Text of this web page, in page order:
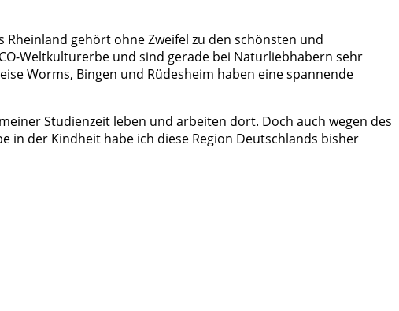
gehört ohne Zweifel zu den schönsten und
Weltkulturerbe und sind gerade bei Naturliebhabern sehr
Worms, Bingen und Rüdesheim haben eine spannende
Studienzeit leben und arbeiten dort. Doch auch wegen des
in der Kindheit habe ich diese Region Deutschlands bisher